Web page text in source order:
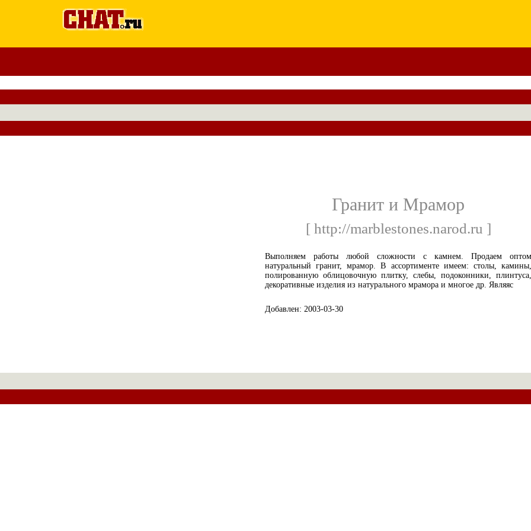
Гранит и Мрамор
[ http://marblestones.narod.ru ]
Выполняем работы любой сложности с камнем. Продаем оптом
натуральный гранит, мрамор. В ассортименте имеем: столы, камины,
полированную облицовочную плитку, слебы, подоконники, плинтуса,
декоративные изделия из натурального мрамора и многое др. Являяс
Добавлен: 2003-03-30